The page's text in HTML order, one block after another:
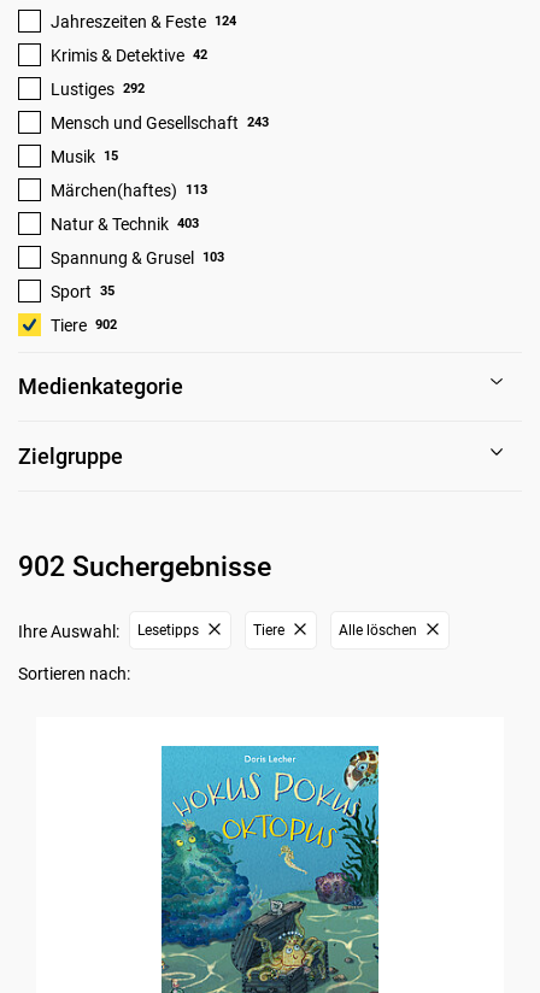
Jahreszeiten & Feste 124
Krimis & Detektive 42
Lustiges 292
Mensch und Gesellschaft 243
Musik 15
Märchen(haftes) 113
Natur & Technik 403
Spannung & Grusel 103
Sport 35
Tiere 902
Medienkategorie
Zielgruppe
902 Suchergebnisse
Ihre Auswahl: Lesetipps Tiere Alle löschen
Sortieren nach: